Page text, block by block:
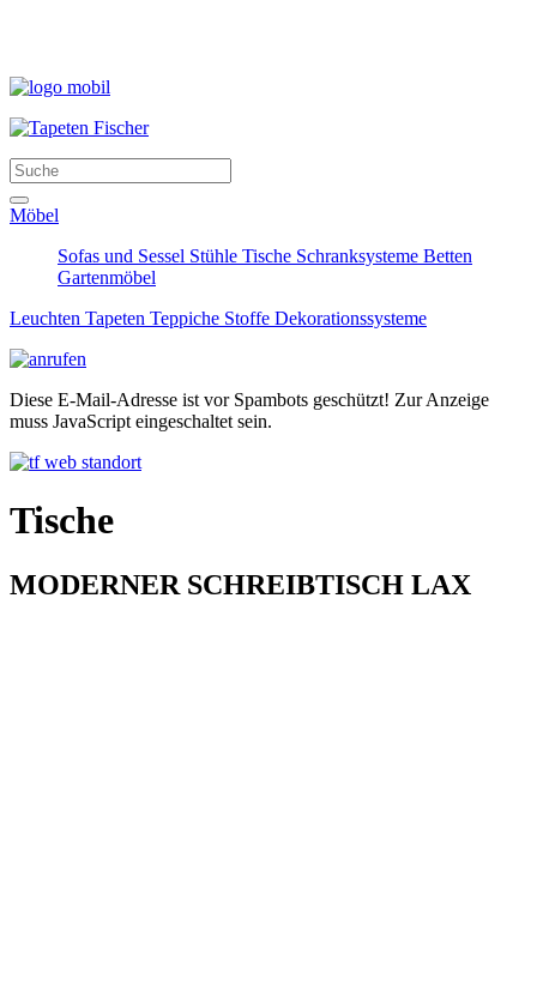
Möbel
Sofas und Sessel Stühle Tische Schranksysteme Betten
Gartenmöbel
Leuchten Tapeten Teppiche Stoffe Dekorationssysteme
Diese E-Mail-Adresse ist vor Spambots geschützt! Zur Anzeige
muss JavaScript eingeschaltet sein.
Tische
MODERNER SCHREIBTISCH LAX